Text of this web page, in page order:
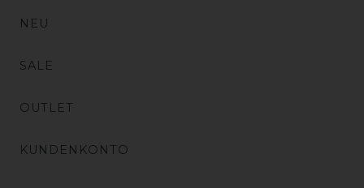
NEU
SALE
OUTLET
KUNDENKONTO